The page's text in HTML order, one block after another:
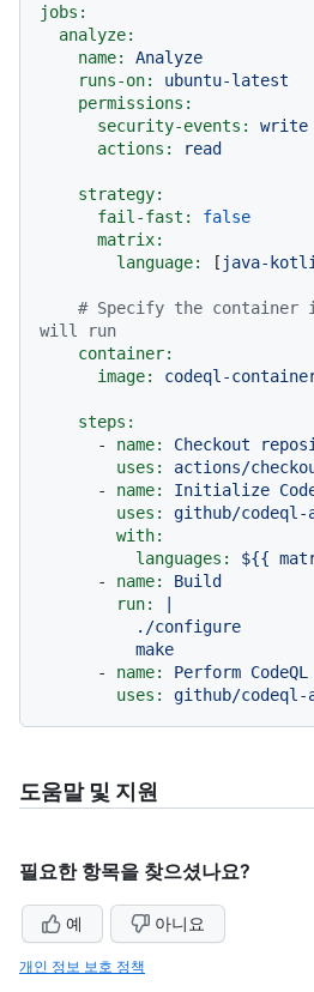
jobs:
analyze:
name:
Analyze
runs-on:
ubuntu-latest
permissions:
security-events:
write
actions:
read
strategy:
fail-fast:
false
matrix:
language:
[ java-
# Specify the container
will run
container:
image:
codeql-
steps:
-
name: Checkout
uses:
actions/
-
name: Initialize
uses:
github/codeql-
with:
languages:
${{
-
name:
Build
run:
|
-
name: Perform CodeQL
uses:
github/codeql-
도움말 및 지원
필요한 항목을 찾으셨나요?
예 아니요
개인 정보 보호 정책